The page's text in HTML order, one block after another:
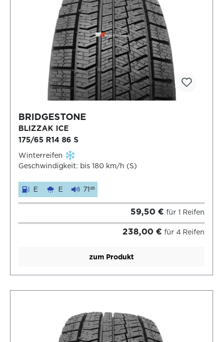
BRIDGESTONE
BLIZZAK ICE
175/65 R14 86 S
Winterreifen
Geschwindigkeit: bis 180 km/h (S)
E E 71dB
59,50 € für 1 Reifen
238,00 € für 4 Reifen
zum Produkt